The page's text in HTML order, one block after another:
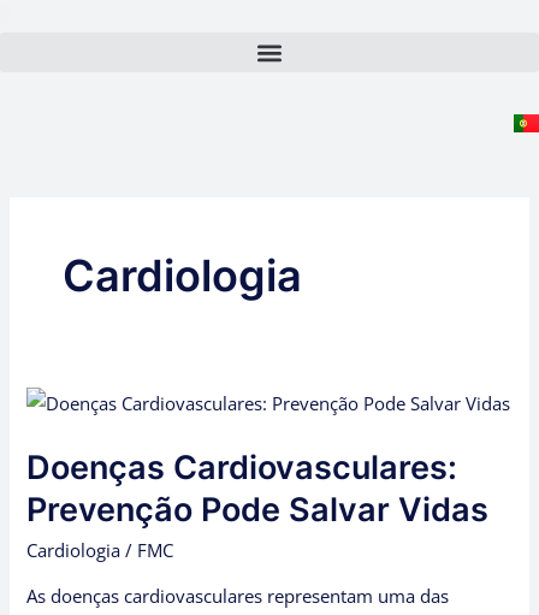
Cardiologia
Doenças Cardiovasculares:
Prevenção Pode Salvar Vidas
Cardiologia / FMC
As doenças cardiovasculares representam uma das
Doenças
Prevenção
Pode
Salvar
Vidas